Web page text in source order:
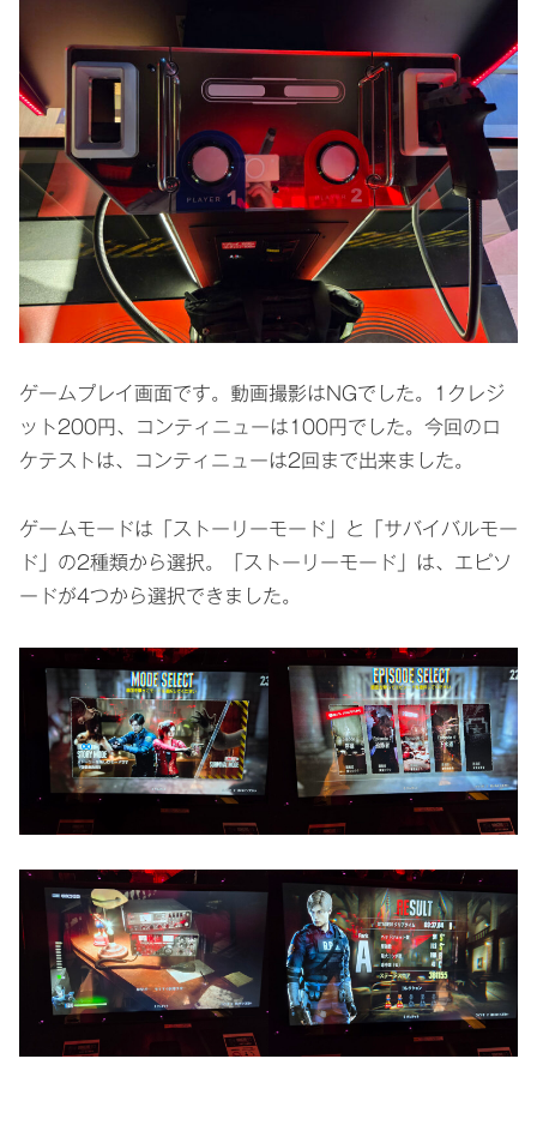
ゲームプレイ画面です。動画撮影はNGでした。1クレジ
ット200円、コンティニューは100円でした。今回のロ
ケテストは、コンティニューは2回まで出来ました。
ゲームモードは「ストーリーモード」と「サバイバルモー
ド」の2種類から選択。「ストーリーモード」は、エピソ
ードが4つから選択できました。